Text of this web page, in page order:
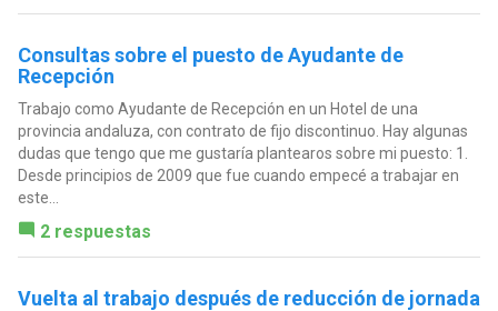
Consultas sobre el puesto de Ayudante de
Recepción
Trabajo como Ayudante de Recepción en un Hotel de una
provincia andaluza, con contrato de fijo discontinuo. Hay algunas
dudas que tengo que me gustaría plantearos sobre mi puesto: 1.
Desde principios de 2009 que fue cuando empecé a trabajar en
este...
2 respuestas
Vuelta al trabajo después de reducción de jornada